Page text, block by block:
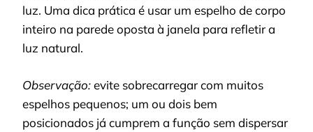
luz. Uma dica prática é usar um espelho de corpo
inteiro na parede oposta à janela para refletir a
luz natural.
Observação:evite sobrecarregar com muitos
espelhos pequenos; um ou dois bem
posicionados já cumprem a função sem dispersar